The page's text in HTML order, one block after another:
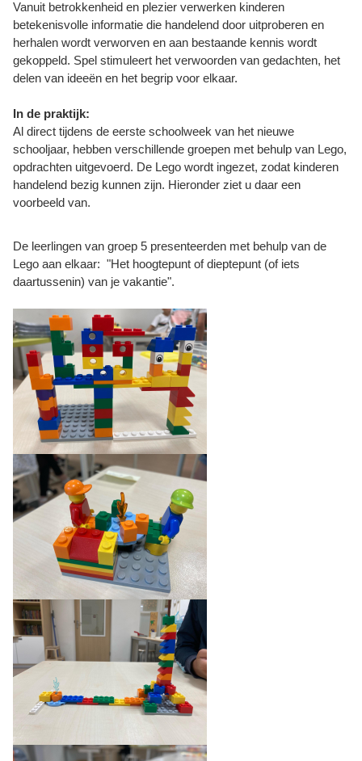
Vanuit betrokkenheid en plezier verwerken kinderen
betekenisvolle informatie die handelend door uitproberen en
herhalen wordt verworven en aan bestaande kennis wordt
gekoppeld. Spel stimuleert het verwoorden van gedachten, het
delen van ideeën en het begrip voor elkaar.
In de praktijk:
Al direct tijdens de eerste schoolweek van het nieuwe
schooljaar, hebben verschillende groepen met behulp van Lego,
opdrachten uitgevoerd. De Lego wordt ingezet, zodat kinderen
handelend bezig kunnen zijn. Hieronder ziet u daar een
voorbeeld van.
De leerlingen van groep 5 presenteerden met behulp van de
Lego aan elkaar: "Het hoogtepunt of dieptepunt (of iets
daartussenin) van je vakantie".